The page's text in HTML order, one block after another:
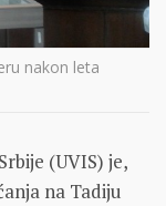
nakon leta
(UVIS) je,
na Tadiju